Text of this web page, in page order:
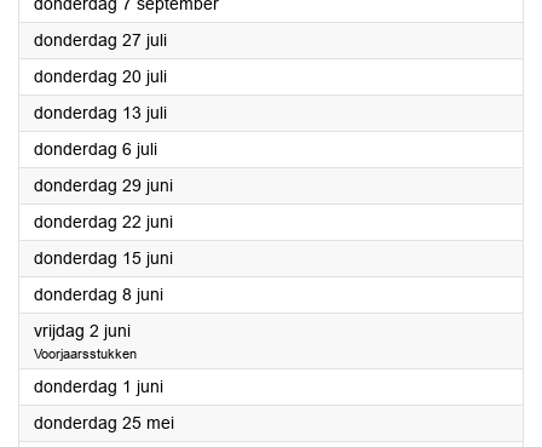
donderdag 27 juli2023
donderdag 20 juli2023
donderdag 13 juli2023
donderdag 6 juli2023
donderdag 29 juni2023
donderdag 22 juni2023
donderdag 15 juni2023
donderdag 8 juni2023
vrijdag 2 juni2023
Voorjaarsstukken
donderdag 1 juni2023
donderdag 25 mei2023